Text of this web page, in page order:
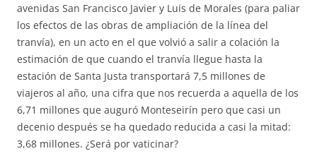
avenidas San Francisco Javier y Luis de Morales (para paliar
los efectos de las obras de ampliación de la línea del
tranvía), en un acto en el que volvió a salir a colación la
estimación de que cuando el tranvía llegue hasta la
estación de Santa Justa transportará 7,5 millones de
viajeros al año, una cifra que nos recuerda a aquella de los
6,71 millones que auguró Monteseirín pero que casi un
decenio después se ha quedado reducida a casi la mitad:
3,68 millones. ¿Será por vaticinar?